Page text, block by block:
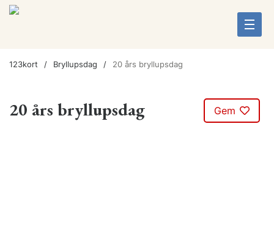
123kort Bryllupsdag 20 års bryllupsdag
20 års bryllupsdag Gem